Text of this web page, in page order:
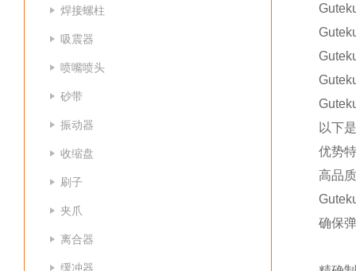
焊接螺柱
吸震器
喷嘴喷头
砂带
振动器
收缩盘
刷子
夹爪
离合器
缓冲器
以下
优势
高品
确保